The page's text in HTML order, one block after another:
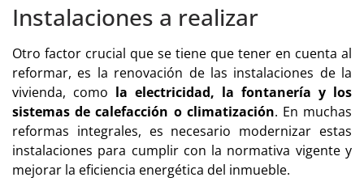
Instalaciones a realizar
Otro factor crucial que se tiene que tener en cuenta al
reformar, es la renovación de las instalaciones de la
vivienda, como la electricidad, la fontanería y los
sistemas de calefacción o climatización. En muchas
reformas integrales, es necesario modernizar estas
instalaciones para cumplir con la normativa vigente y
mejorar la eficiencia energética del inmueble.